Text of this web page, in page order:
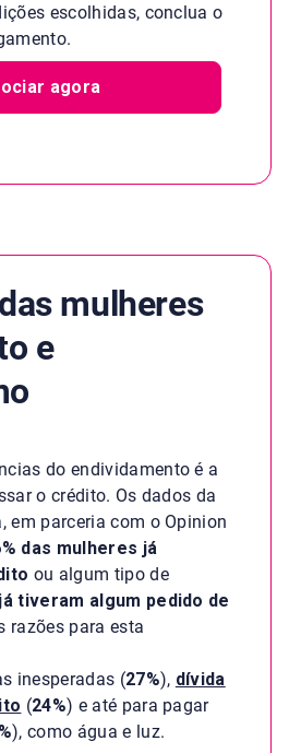
escolhidas, conclua o
agora
mulheres
e
do endividamento é a
o crédito. Os dados da
em parceria com o Opinion
das mulheres já
ou algum tipo de
tiveram algum pedido de
razões para esta
inesperadas (27%), dívida
(24%) e até para pagar
), como água e luz.